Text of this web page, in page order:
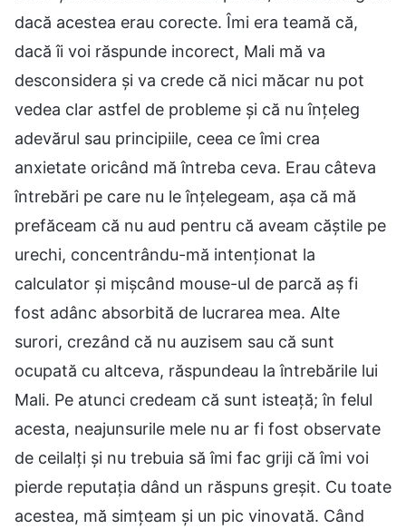
dacă acestea erau corecte. Îmi era teamă că,
dacă îi voi răspunde incorect, Mali mă va
desconsidera și va crede că nici măcar nu pot
vedea clar astfel de probleme și că nu înțeleg
adevărul sau principiile, ceea ce îmi crea
anxietate oricând mă întreba ceva. Erau câteva
întrebări pe care nu le înțelegeam, așa că mă
prefăceam că nu aud pentru că aveam căștile pe
urechi, concentrându-mă intenționat la
calculator și mișcând mouse-ul de parcă aș fi
fost adânc absorbită de lucrarea mea. Alte
surori, crezând că nu auzisem sau că sunt
ocupată cu altceva, răspundeau la întrebările lui
Mali. Pe atunci credeam că sunt isteață; în felul
acesta, neajunsurile mele nu ar fi fost observate
de ceilalți și nu trebuia să îmi fac griji că îmi voi
pierde reputația dând un răspuns greșit. Cu toate
acestea, mă simțeam și un pic vinovată. Când